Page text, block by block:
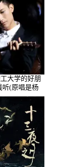
大学的好朋
听(原唱是杨
点播:23714